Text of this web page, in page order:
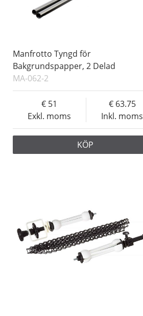
Manfrotto Tyngd för
Bakgrundspapper, 2 Delad
MA-062-2
Exkl. moms
51
Inkl. moms
63.75
KÖP